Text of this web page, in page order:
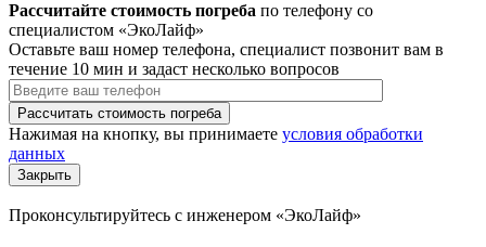
Рассчитайте стоимость погреба по телефону со
специалистом «ЭкоЛайф»
Оставьте ваш номер телефона, специалист позвонит вам в
течение 10 мин и задаст несколько вопросов
Нажимая на кнопку, вы принимаете условия обработки
данных
Закрыть
Проконсультируйтесь с инженером «ЭкоЛайф»